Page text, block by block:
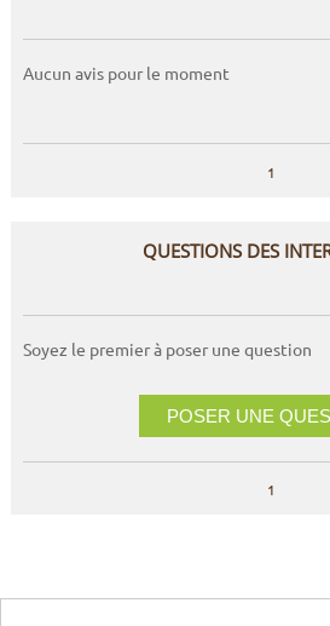
Aucun avis pour le moment
1
QUESTIONS DES
Soyez le premier à poser une question
POSER UNE
1